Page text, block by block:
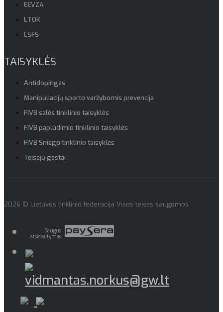
EEVZA
LTOK
LSFS
TAISYKLĖS
Antidopingas
Manipuliacijų sporto varžybomis prevencija
FIVB salės tinklinio taisyklės
FIVB paplūdimio tinklinio taisyklės
FIVB Sniego tinklinio taisyklės
Teisėjų gestai
2026 © Lietuvos tinklinio federacija Visos teisės saugomos
Saugus
atsiskaitymas